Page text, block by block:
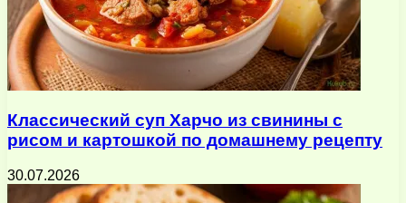
Классический суп Харчо из свинины с
рисом и картошкой по домашнему рецепту
30.07.2026